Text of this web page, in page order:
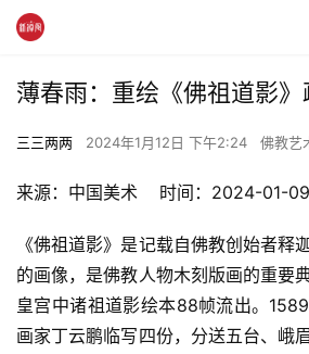
薄春雨：重绘《佛祖道影》
三三两两 2024年1月12日 下午2:24 佛教艺
来源：中国美术    时间：2024-01-09
《佛祖道影》是记载自佛教创始者释
的画像，是佛教人物木刻版画的重要
皇宫中诸祖道影绘本88帧流出。
画家丁云鹏临写四份，分送五台、峨